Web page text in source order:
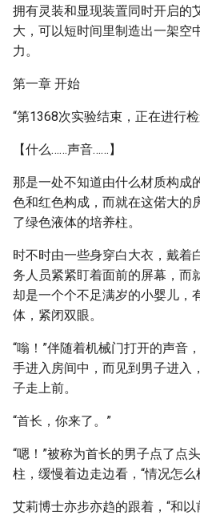
拥有灵装和显现装置同时开启的
大，可以短时间里制造出一架空
力。
第一章 开始
“第1368次实验结束，正在进行
【什么……声音……】
那是一处不知道由什么材质构成
色和红色构成，而就在这偌大的
了绿色液体的培养柱。
时不时由一些身穿白大衣，戴着
务人员紧紧盯着面前的屏幕，而
却是一个个不足满岁的小婴儿，
体，紧闭双眼。
“嗡！”伴随着机械门打开的声音
手进入房间中，而见到男子进入
子走上前。
“首长，你来了。”
“嗯！”被称为首长的男子点了点
柱，缓慢着边走边看，“情况怎
艾莉博士亦步亦趋的跟着，“和